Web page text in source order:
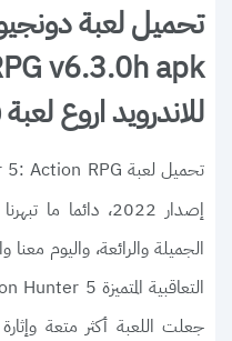
v6.3.0h apk
للاندرويد اروع لعبة
تحميل لعبة 5: Action RPG
الجميلة والرائعة، واليوم
جعلت اللعبة أكثر متعة